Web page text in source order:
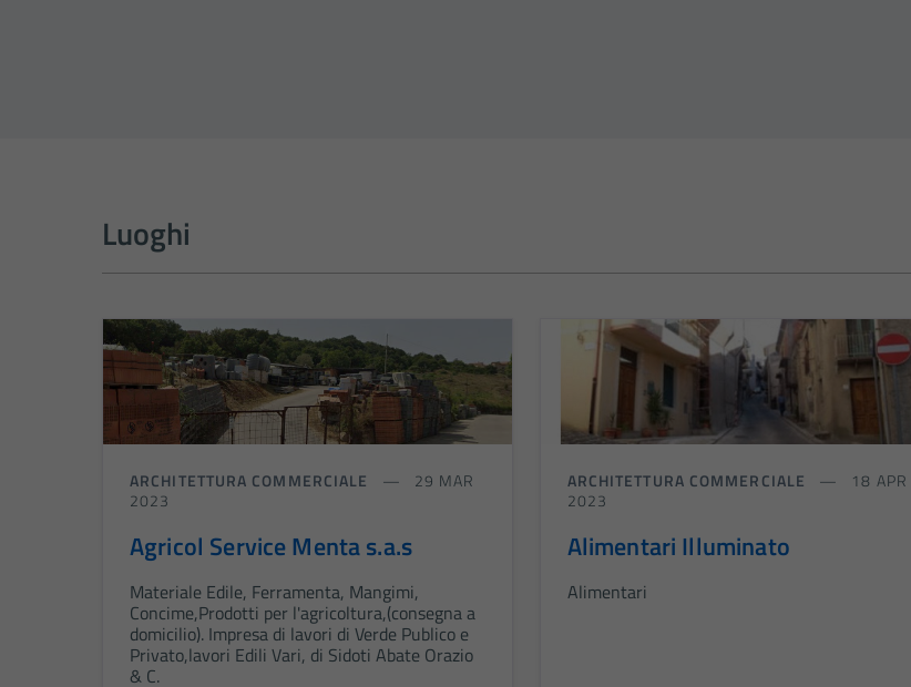
Luoghi
ARCHITETTURA COMMERCIALE
29 MAR
2023
Agricol Service Menta s.a.s
Materiale Edile, Ferramenta, Mangimi,
Concime,Prodotti per l'agricoltura,(consegna a
domicilio). Impresa di lavori di Verde Publico e
Privato,lavori Edili Vari, di Sidoti Abate Orazio
& C.
ARCHITETTURA COMMERCIALE
18 APR
2023
Alimentari Illuminato
Alimentari